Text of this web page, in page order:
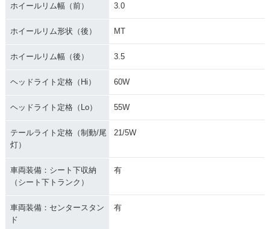
ホイールリム幅（前） 3.0
ホイールリム形状（後） MT
ホイールリム幅（後） 3.5
ヘッドライト定格（Hi） 60W
ヘッドライト定格（Lo） 55W
テールライト定格（制動/尾
灯）
21/5W
車両装備：シート下収納
（シート下トランク）
有
車両装備：センタースタン
ド
有